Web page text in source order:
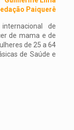
Paiquerê
de
de mama e de
de 25 a 64
de Saúde e